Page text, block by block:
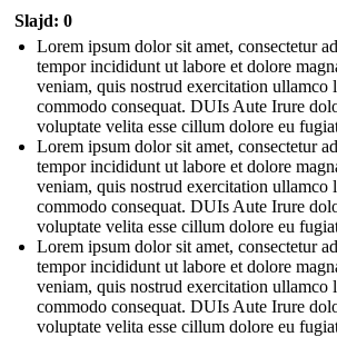
Slajd: 0
Lorem ipsum dolor sit amet, consectetur
tempor incididunt ut labore et dolore
veniam, quis nostrud exercitation ullamco
commodo consequat. DUIs Aute Irure
voluptate velita esse cillum dolore eu
Lorem ipsum dolor sit amet, consectetur
tempor incididunt ut labore et dolore
veniam, quis nostrud exercitation ullamco
commodo consequat. DUIs Aute Irure
voluptate velita esse cillum dolore eu
Lorem ipsum dolor sit amet, consectetur
tempor incididunt ut labore et dolore
veniam, quis nostrud exercitation ullamco
commodo consequat. DUIs Aute Irure
voluptate velita esse cillum dolore eu